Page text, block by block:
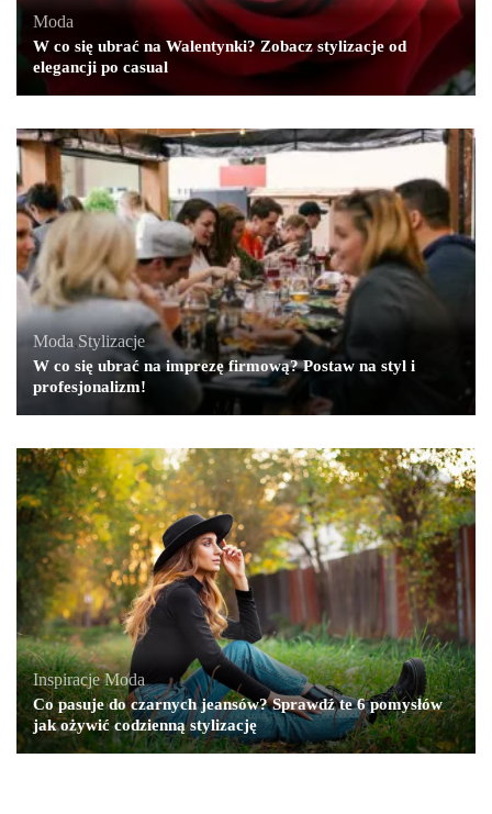
Moda
W co się ubrać na Walentynki? Zobacz stylizacje od
elegancji po casual
Moda,Stylizacje
W co się ubrać na imprezę firmową? Postaw na styl i
profesjonalizm!
Inspiracje,Moda
Co pasuje do czarnych jeansów? Sprawdź te 6 pomysłów
jak ożywić codzienną stylizację